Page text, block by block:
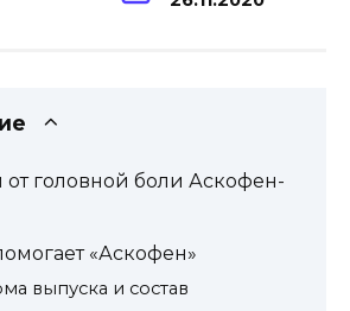
от головной боли Аскофен-
«Аскофен»
выпуска и состав